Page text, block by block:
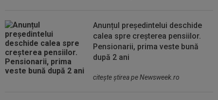
Anunțul președintelui deschide
calea spre creșterea pensiilor.
Pensionarii, prima veste bună
după 2 ani
citeşte ştirea pe Newsweek.ro